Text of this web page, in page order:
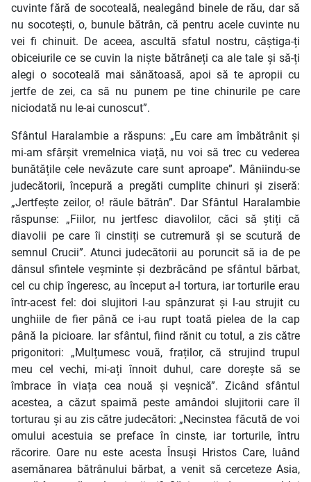
cuvinte fără de socoteală, nealegând binele de rău, dar să
nu socotești, o, bunule bătrân, că pentru acele cuvinte nu
vei fi chinuit. De aceea, ascultă sfatul nostru, câștiga-ți
obiceiurile ce se cuvin la niște bătrâneți ca ale tale și să-ți
alegi o socoteală mai sănătoasă, apoi să te apropii cu
jertfe de zei, ca să nu punem pe tine chinurile pe care
niciodată nu le-ai cunoscut”.
Sfântul Haralambie a răspuns: „Eu care am îmbătrânit și
mi-am sfârșit vremelnica viață, nu voi să trec cu vederea
bunătățile cele nevăzute care sunt aproape”. Mâniindu-se
judecătorii, începură a pregăti cumplite chinuri și ziseră:
„Jertfește zeilor, o! răule bătrân”. Dar Sfântul Haralambie
răspunse: „Fiilor, nu jertfesc diavolilor, căci să știți că
diavolii pe care îi cinstiți se cutremură și se scutură de
semnul Crucii”. Atunci judecătorii au poruncit să ia de pe
dânsul sfintele veșminte și dezbrăcând pe sfântul bărbat,
cel cu chip îngeresc, au început a-l tortura, iar torturile erau
într-acest fel: doi slujitori l-au spânzurat și l-au strujit cu
unghiile de fier până ce i-au rupt toată pielea de la cap
până la picioare. Iar sfântul, fiind rănit cu totul, a zis către
prigonitori: „Mulțumesc vouă, fraților, că strujind trupul
meu cel vechi, mi-ați înnoit duhul, care dorește să se
îmbrace în viața cea nouă și veșnică”. Zicând sfântul
acestea, a căzut spaimă peste amândoi slujitorii care îl
torturau și au zis către judecători: „Necinstea făcută de voi
omului acestuia se preface în cinste, iar torturile, întru
răcorire. Oare nu este acesta Însuși Hristos Care, luând
asemănarea bătrânului bărbat, a venit să cerceteze Asia,